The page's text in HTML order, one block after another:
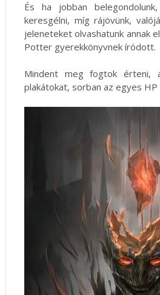
És ha jobban
keresgélni, míg rájövünk,
jeleneteket olvashatunk annak
Potter gyerekkönyvnek íródott.
Mindent meg fogtok érteni,
plakátokat, sorban az egyes